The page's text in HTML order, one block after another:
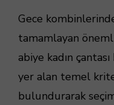
Gece
tamamlayan
abiye kadın
yer alan temel
bulundurarak